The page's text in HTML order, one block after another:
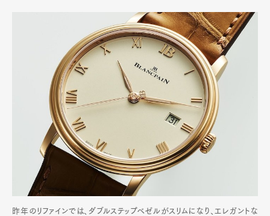
昨年のリファインでは、ダブルステップベゼルがスリムになり、エレガントな